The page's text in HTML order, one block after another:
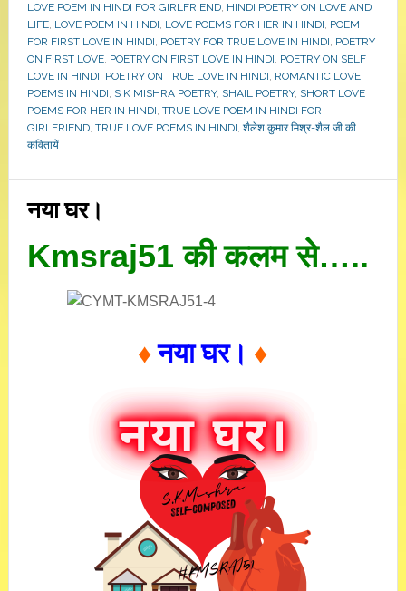
LOVE POEM IN HINDI FOR GIRLFRIEND, HINDI POETRY ON LOVE AND
LIFE, LOVE POEM IN HINDI, LOVE POEMS FOR HER IN HINDI, POEM
FOR FIRST LOVE IN HINDI, POETRY FOR TRUE LOVE IN HINDI, POETRY
ON FIRST LOVE, POETRY ON FIRST LOVE IN HINDI, POETRY ON SELF
LOVE IN HINDI, POETRY ON TRUE LOVE IN HINDI, ROMANTIC LOVE
POEMS IN HINDI, S K MISHRA POETRY, SHAIL POETRY, SHORT LOVE
POEMS FOR HER IN HINDI, TRUE LOVE POEM IN HINDI FOR
GIRLFRIEND, TRUE LOVE POEMS IN HINDI, शैलेश कुमार मिश्र-शैल जी की
कवितायें
नया घर।
Kmsraj51 की कलम से…..
♦ नया घर। ♦